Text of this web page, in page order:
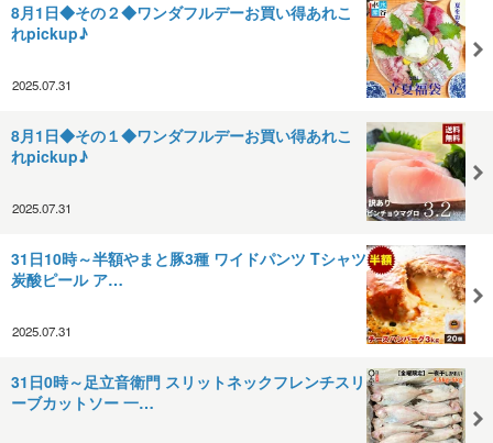
8月1日◆その２◆ワンダフルデーお買い得あれこ
れpickup♪
2025.07.31
8月1日◆その１◆ワンダフルデーお買い得あれこ
れpickup♪
2025.07.31
31日10時～半額やまと豚3種 ワイドパンツ Tシャツ
炭酸ピール ア…
2025.07.31
31日0時～足立音衛門 スリットネックフレンチスリ
ーブカットソー 一…